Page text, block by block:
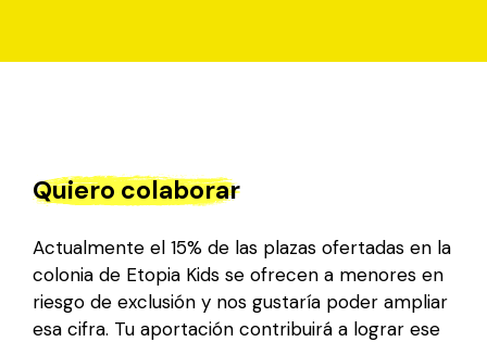
Quiero colaborar
Actualmente el 15% de las plazas ofertadas en la
colonia de Etopia Kids se ofrecen a menores en
riesgo de exclusión y nos gustaría poder ampliar
esa cifra. Tu aportación contribuirá a lograr ese